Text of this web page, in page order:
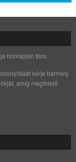
honlapján tilos.
kérje bármely
amíg megfelelő